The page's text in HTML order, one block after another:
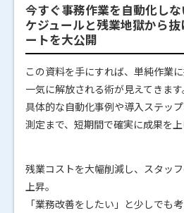
今すぐ事務作業を自動化し
ケジュールと残業地獄から
ートを大公開
この資料を手にすれば、単純作業
一気に解放される術が見えてきます
具体的な自動化事例や導入ステッ
測定まで、短期間で確実に成果を上
残業コストを大幅削減し、スタッ
上昇。
「業務改善をしたい」と少しでも